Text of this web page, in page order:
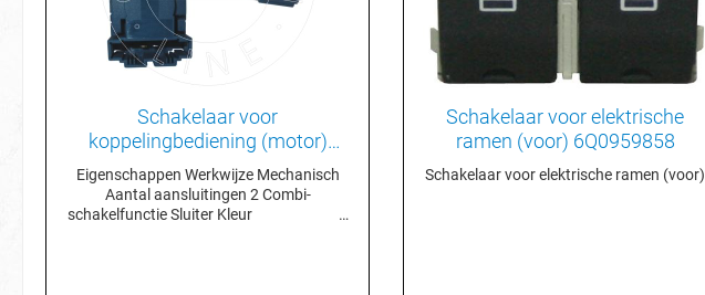
Schakelaar voor
koppelingbediening (motor)
1J0927189E
Eigenschappen Werkwijze Mechanisch
Aantal aansluitingen 2 Combi-
schakelfunctie Sluiter Kleur
Schakelaar voor elektrische
ramen (voor) 6Q0959858
Schakelaar voor elektrische ramen (voor)